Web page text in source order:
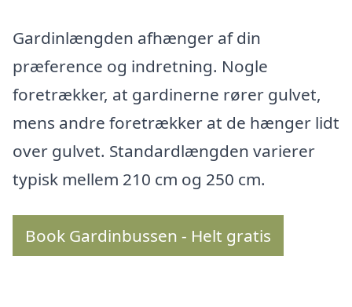
Gardinlængden afhænger af din
præference og indretning. Nogle
foretrækker, at gardinerne rører gulvet,
mens andre foretrækker at de hænger lidt
over gulvet. Standardlængden varierer
typisk mellem 210 cm og 250 cm.
Book Gardinbussen - Helt gratis